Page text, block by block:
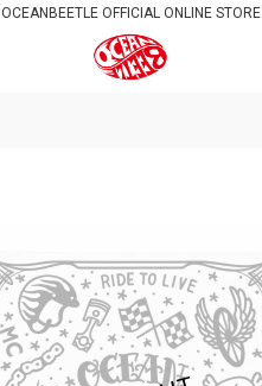
OCEANBEETLE OFFICIAL ONLINE STORE